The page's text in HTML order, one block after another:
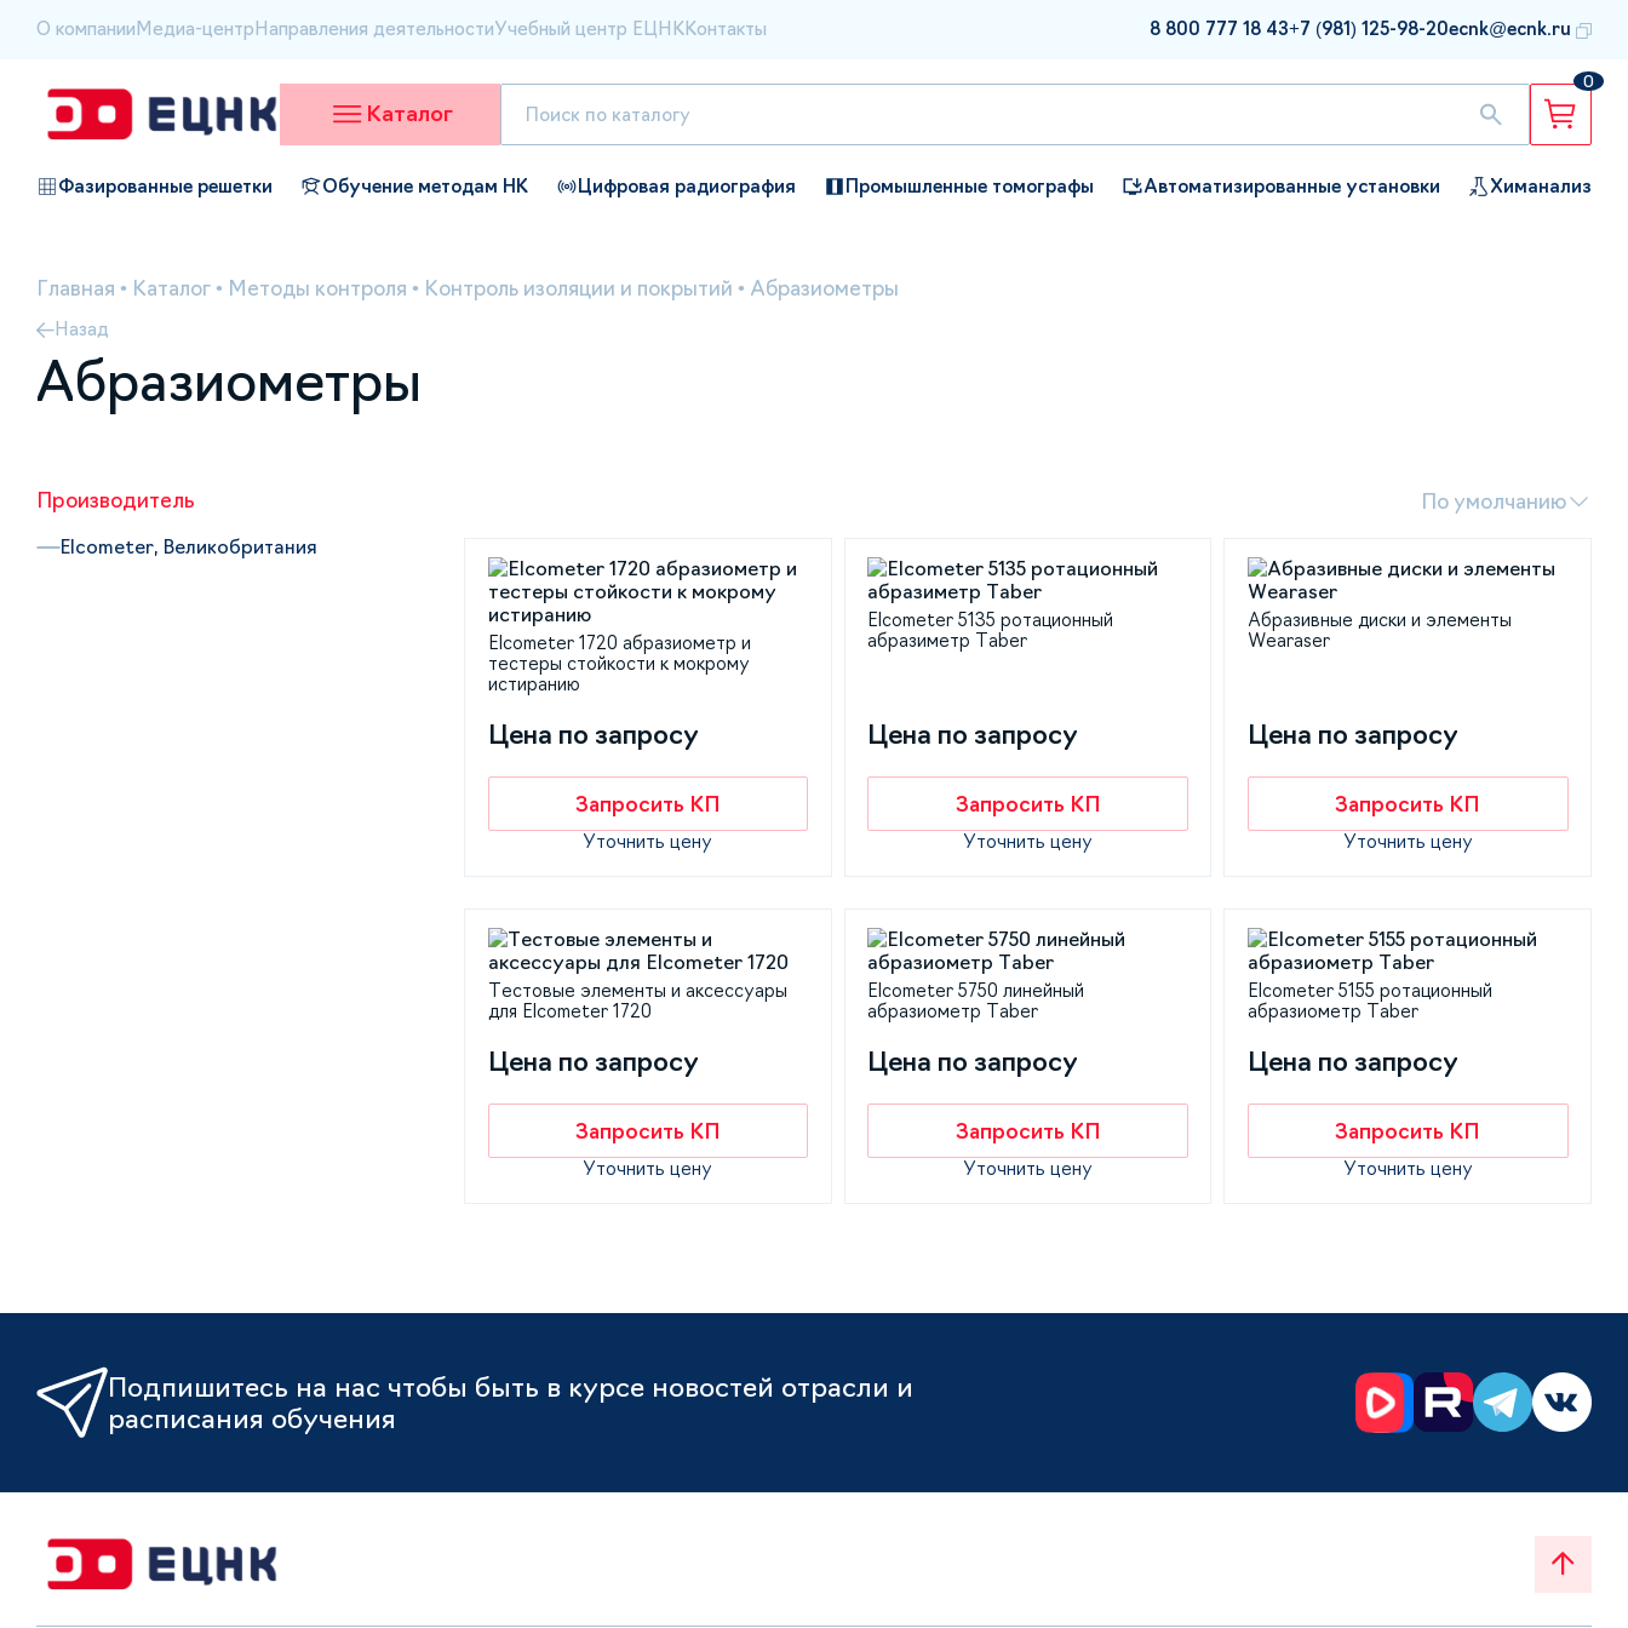
О компании Медиа-центр Направления деятельностиУчебный центр ЕЦНК Контакты 8 800 777 18 43+7 (981) 125-98-20ecnk@ecnk.ru
Каталог
0
Фазированные решетки Обучение методам НК Цифровая радиография Промышленные томографы Автоматизированные установки Химанализ
Главная • Каталог • Методы контроля • Контроль изоляции и покрытий • Абразиометры
Назад
Абразиометры
Производитель
Elcometer, Великобритания
По умолчанию
Elcometer 1720 абразиометр и
тестеры стойкости к мокрому
истиранию
Цена по запросу
Запросить КП
Уточнить цену
Elcometer 5135 ротационный
абразиметр Taber
Цена по запросу
Запросить КП
Уточнить цену
Абразивные диски и элементы
Wearaser
Цена по запросу
Запросить КП
Уточнить цену
Тестовые элементы и аксессуары
для Elcometer 1720
Цена по запросу
Запросить КП
Уточнить цену
Elcometer 5750 линейный
абразиометр Taber
Цена по запросу
Запросить КП
Уточнить цену
Elcometer 5155 ротационный
абразиометр Taber
Цена по запросу
Запросить КП
Уточнить цену
Подпишитесь на нас чтобы быть в курсе новостей отрасли и
расписания обучения